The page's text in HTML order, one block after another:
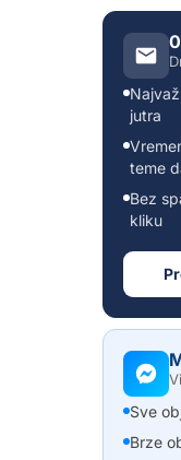
jutra
teme
Bez
kliku
Sve
Brze